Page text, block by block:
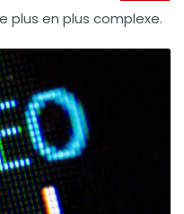
plus en plus complexe.